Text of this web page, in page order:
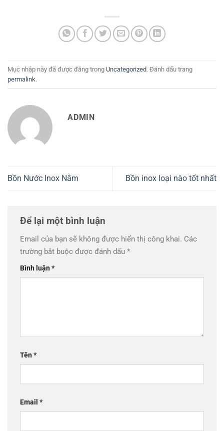
Mục nhập này đã được đăng trong Uncategorized. Đánh dấu trang
permalink.
ADMIN
Bồn Nước Inox Nằm Bồn inox loại nào tốt nhất
Để lại một bình luận
Email của bạn sẽ không được hiển thị công khai. Các
trường bắt buộc được đánh dấu *
Bình luận*
Tên*
Email *